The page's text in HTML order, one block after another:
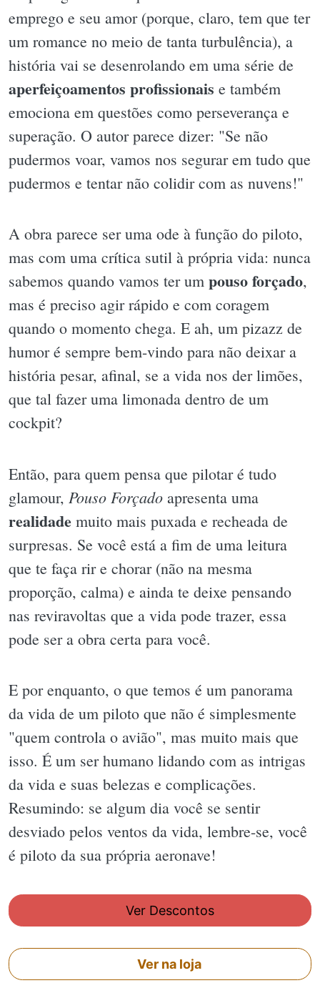
emprego e seu amor (porque, claro, tem que ter
um romance no meio de tanta turbulência), a
história vai se desenrolando em uma série de
aperfeiçoamentos profissionais e também
emociona em questões como perseverança e
superação. O autor parece dizer: "Se não
pudermos voar, vamos nos segurar em tudo que
pudermos e tentar não colidir com as nuvens!"
A obra parece ser uma ode à função do piloto,
mas com uma crítica sutil à própria vida: nunca
sabemos quando vamos ter um pouso forçado,
mas é preciso agir rápido e com coragem
quando o momento chega. E ah, um pizazz de
humor é sempre bem-vindo para não deixar a
história pesar, afinal, se a vida nos der limões,
que tal fazer uma limonada dentro de um
cockpit?
Então, para quem pensa que pilotar é tudo
glamour, Pouso Forçado apresenta uma
realidade muito mais puxada e recheada de
surpresas. Se você está a fim de uma leitura
que te faça rir e chorar (não na mesma
proporção, calma) e ainda te deixe pensando
nas reviravoltas que a vida pode trazer, essa
pode ser a obra certa para você.
E por enquanto, o que temos é um panorama
da vida de um piloto que não é simplesmente
"quem controla o avião", mas muito mais que
isso. É um ser humano lidando com as intrigas
da vida e suas belezas e complicações.
Resumindo: se algum dia você se sentir
desviado pelos ventos da vida, lembre-se, você
é piloto da sua própria aeronave!
Ver Descontos
Ver na loja